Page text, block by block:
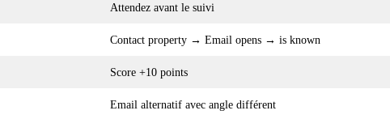
Attendez avant le suivi
Contact property → Email opens → is known
Score +10 points
Email alternatif avec angle différent